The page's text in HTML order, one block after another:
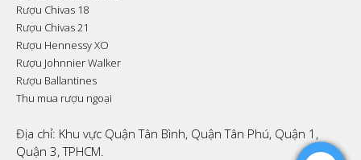
Rượu Chivas 18
Rượu Chivas 21
Rượu Hennessy XO
Rượu Johnnier Walker
Rượu Ballantines
Thu mua rượu ngoại
Địa chỉ: Khu vực Quận Tân Bình, Quận Tân Phú, Quận 1,
Quận 3, TPHCM.